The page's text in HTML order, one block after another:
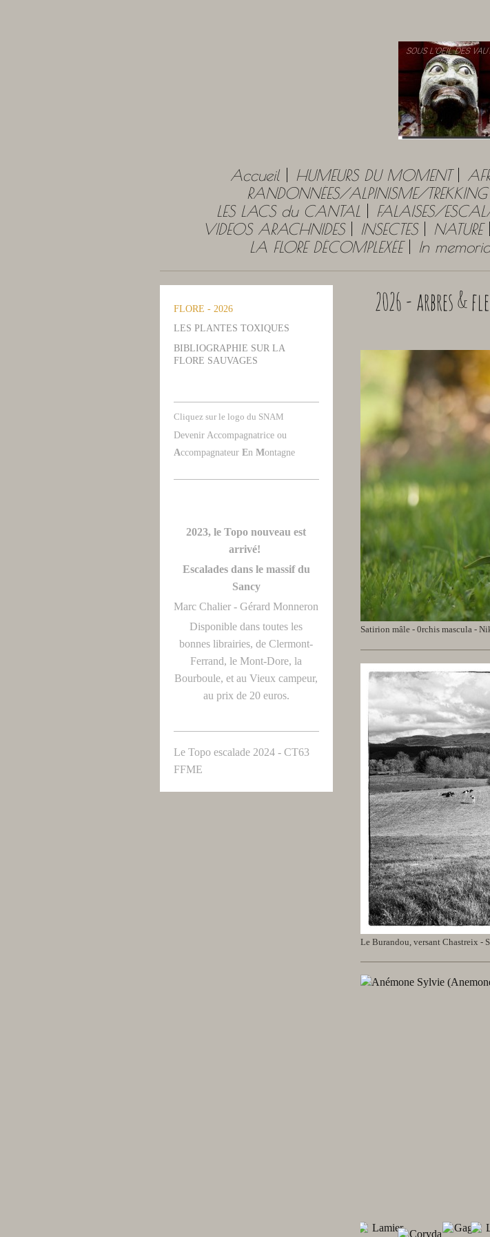
Accueil HUMEURS DU MOMENT
RANDONNÉES/ALPINISME/TREKKING
LES LACS du CANTAL
FALAISES/
VIDEOS ARACHNIDES
INSECTES NATURE
LA FLORE DÉCOMPLEXÉE
In
2026 - arbres &
Satirion mâle - 0rchis mascula -
Le Burandou, versant Chastreix -
FLORE - 2026
LES PLANTES TOXIQUES
BIBLIOGRAPHIE SUR LA
FLORE SAUVAGES
Cliquez sur le logo du SNAM
Devenir Accompagnatrice ou
Accompagnateur En Montagne
2023, le Topo nouveau est
arrivé!
Escalades dans le massif du
Sancy
Marc Chalier - Gérard Monneron
Disponible dans toutes les
bonnes librairies, de Clermont-
Ferrand, le Mont-Dore, la
Bourboule, et au Vieux campeur,
au prix de 20 euros.
Le Topo escalade 2024 - CT63
FFME